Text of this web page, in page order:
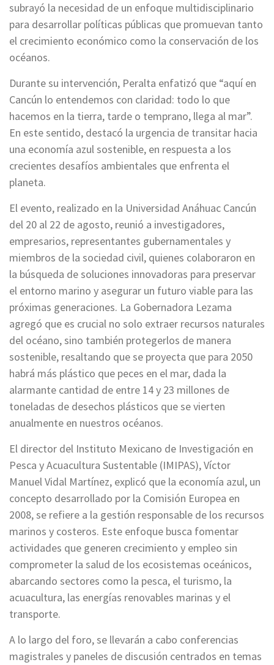
subrayó la necesidad de un enfoque multidisciplinario
para desarrollar políticas públicas que promuevan tanto
el crecimiento económico como la conservación de los
océanos.
Durante su intervención, Peralta enfatizó que “aquí en
Cancún lo entendemos con claridad: todo lo que
hacemos en la tierra, tarde o temprano, llega al mar”.
En este sentido, destacó la urgencia de transitar hacia
una economía azul sostenible, en respuesta a los
crecientes desafíos ambientales que enfrenta el
planeta.
El evento, realizado en la Universidad Anáhuac Cancún
del 20 al 22 de agosto, reunió a investigadores,
empresarios, representantes gubernamentales y
miembros de la sociedad civil, quienes colaboraron en
la búsqueda de soluciones innovadoras para preservar
el entorno marino y asegurar un futuro viable para las
próximas generaciones. La Gobernadora Lezama
agregó que es crucial no solo extraer recursos naturales
del océano, sino también protegerlos de manera
sostenible, resaltando que se proyecta que para 2050
habrá más plástico que peces en el mar, dada la
alarmante cantidad de entre 14 y 23 millones de
toneladas de desechos plásticos que se vierten
anualmente en nuestros océanos.
El director del Instituto Mexicano de Investigación en
Pesca y Acuacultura Sustentable (IMIPAS), Víctor
Manuel Vidal Martínez, explicó que la economía azul, un
concepto desarrollado por la Comisión Europea en
2008, se refiere a la gestión responsable de los recursos
marinos y costeros. Este enfoque busca fomentar
actividades que generen crecimiento y empleo sin
comprometer la salud de los ecosistemas oceánicos,
abarcando sectores como la pesca, el turismo, la
acuacultura, las energías renovables marinas y el
transporte.
A lo largo del foro, se llevarán a cabo conferencias
magistrales y paneles de discusión centrados en temas